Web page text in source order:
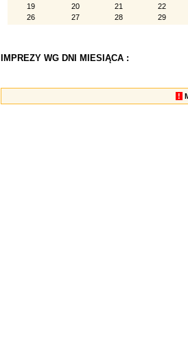
19
20 21
22
26
27 28 29
IMPREZY WG DNI MIESIĄCA :
!